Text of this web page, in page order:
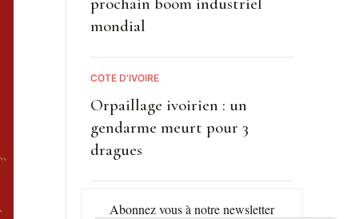
mondial
CÔTE D'IVOIRE
Orpaillage ivoirien : un
gendarme meurt pour 3
dragues
Abonnez vous à notre newsletter